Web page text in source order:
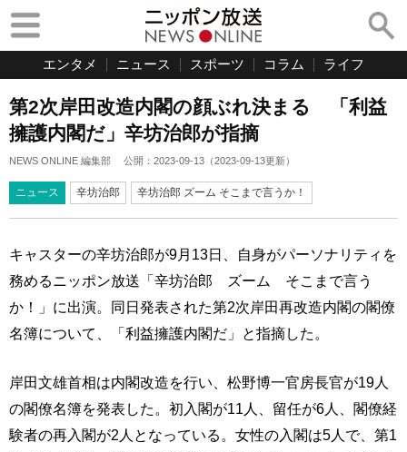
エンタメ ニュース スポーツ コラム ライフ
第2次岸田改造内閣の顔ぶれ決まる 「利益
擁護内閣だ」辛坊治郎が指摘
NEWS ONLINE 編集部 公開： 2023-09-13 （2023-09-13更新）
ニュース 辛坊治郎 辛坊治郎 ズーム そこまで言うか！
キャスターの辛坊治郎が9月13日、自身がパーソナリティを
務めるニッポン放送「辛坊治郎 ズーム そこまで言う
か！」に出演。同日発表された第2次岸田再改造内閣の閣僚
名簿について、「利益擁護内閣だ」と指摘した。
岸田文雄首相は内閣改造を行い、松野博一官房長官が19人
の閣僚名簿を発表した。初入閣が11人、留任が6人、閣僚経
験者の再入閣が2人となっている。女性の入閣は5人で、第1